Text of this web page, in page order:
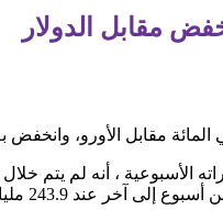
مقابل الدولار
بذلك ارتفاعا نسبته 6.4 في المائة